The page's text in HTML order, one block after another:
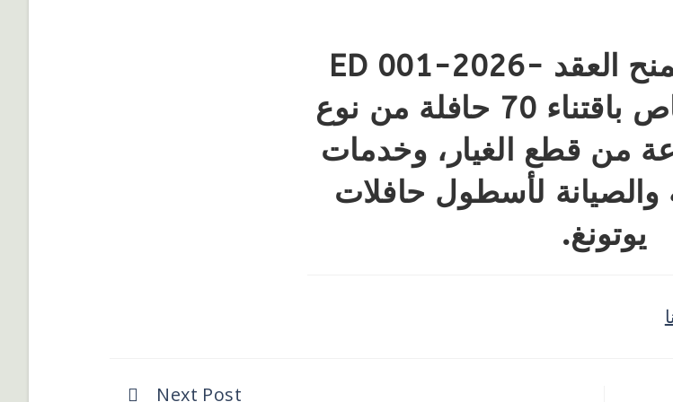
الإعلان النهائي بمنح العقد ED 001-2026-
CPMP-STP، الخاص باقتناء 70 حافلة من نوع
من قطع الغيار، وخدمات
والصيانة لأسطول حافلات
يوتونغ.
Next Post